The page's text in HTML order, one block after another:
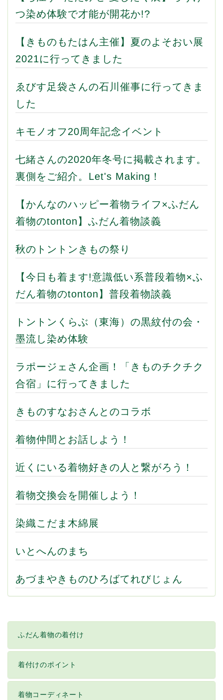
つ染め体験で才能が開花か!?
【きものもたはん主催】夏のよそおい展
2021に行ってきました
ゑびす足袋さんの石川催事に行ってきま
した
キモノオフ20周年記念イベント
七緒さんの2020年冬号に掲載されます。
裏側をご紹介。Let's Making！
【かんなのハッピー着物ライフ×ふだん
着物のtonton】ふだん着物談義
秋のトントンきもの祭り
【今日も着ます!意識低い系普段着物×ふ
だん着物のtonton】普段着物談義
トントンくらぶ（東海）の黒紋付の会・
墨流し染め体験
ラポージェさん企画！「きものチクチク
合宿」に行ってきました
きものすなおさんとのコラボ
着物仲間とお話しよう！
近くにいる着物好きの人と繋がろう！
着物交換会を開催しよう！
染織こだま木綿展
いとへんのまち
あづまやきものひろばてれびじょん
ふだん着物の着付け
着付けのポイント
着物コーディネート